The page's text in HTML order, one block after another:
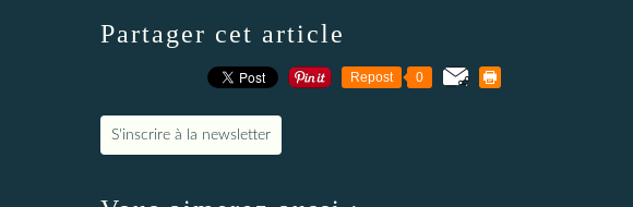
Partager cet article
Repost 0
S'inscrire à la newsletter